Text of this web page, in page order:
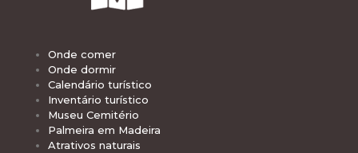
Onde comer
Onde dormir
Calendário turístico
Inventário turístico
Museu Cemitério
Palmeira em Madeira
Atrativos naturais